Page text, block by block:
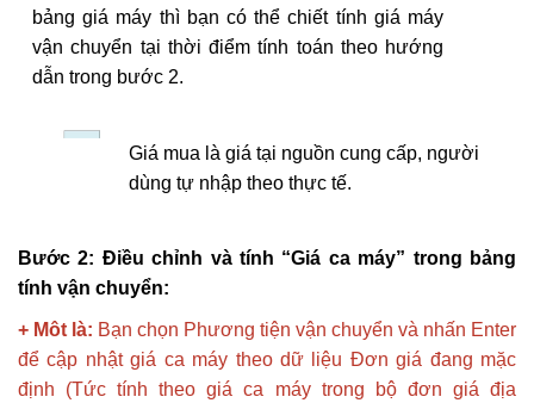
bảng giá máy thì bạn có thể chiết tính giá máy
vận chuyển tại thời điểm tính toán theo hướng
dẫn trong bước 2.
Giá mua là giá tại nguồn cung cấp, người
dùng tự nhập theo thực tế.
Bước 2: Điều chỉnh và tính “Giá ca máy” trong bảng
tính vận chuyển:
+ Môt là: Bạn chọn Phương tiện vận chuyển và nhấn Enter
để cập nhật giá ca máy theo dữ liệu Đơn giá đang mặc
định (Tức tính theo giá ca máy trong bộ đơn giá địa